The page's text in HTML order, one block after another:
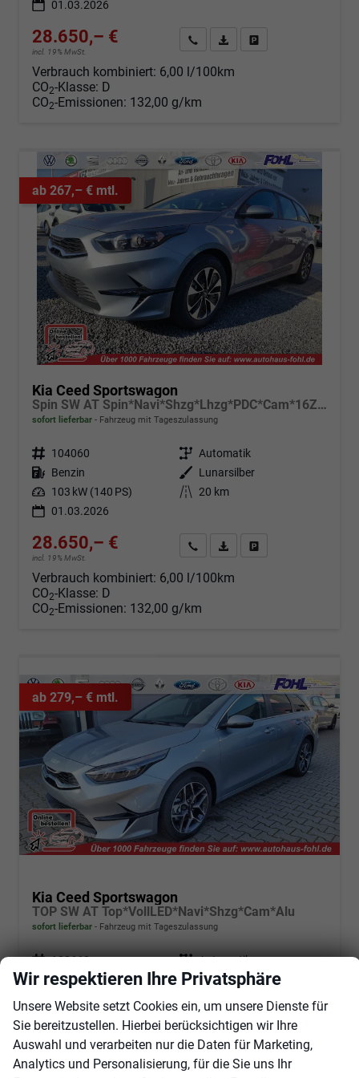
01.03.2026
28.650,– €
incl. 19% MwSt.
Angebot anfordern
Fahrzeugexpose (PDF)
Verbrauch kombiniert: 6,00 l/100km
CO2-Klasse: D
CO2-Emissionen: 132,00 g/km
ab 267,– € mtl.
Kia Ceed Sportswagon
Spin SW AT Spin*Navi*Shzg*Lhzg*PDC*Cam*16Zoll
sofort lieferbar Fahrzeug mit Tageszulassung
Fahrzeugnr. 104060 Getriebe Automatik
Kraftstoff Benzin Außenfarbe
Lunarsilber
Leistung 103 kW (140 PS) Kilometerstand 20 km
01.03.2026
28.650,– €
incl. 19% MwSt.
Angebot anfordern
Fahrzeugexpose (PDF)
Verbrauch kombiniert: 6,00 l/100km
CO2-Klasse: D
CO2-Emissionen: 132,00 g/km
ab 279,– € mtl.
Kia Ceed Sportswagon
TOP SW AT Top*VollLED*Navi*Shzg*Cam*Alu
sofort lieferbar Fahrzeug mit Tageszulassung
Fahrzeugnr. 103660 Getriebe Automatik
Kraftstoff Benzin Außenfarbe Lunar Silber
103 kW (140 PS) Kilometerstand
01.11.2025
29.950,– €
incl. 19% MwSt.
Angebot anfordern
Fahrzeugexpose (PDF)
Fahrzeug parken
Wir respektieren Ihre Privatsphäre
Unsere Website setzt Cookies ein, um unsere Dienste für
Sie bereitzustellen. Hierbei berücksichtigen wir Ihre
Auswahl und verarbeiten nur die Daten für Marketing,
Analytics und Personalisierung, für die Sie uns Ihr